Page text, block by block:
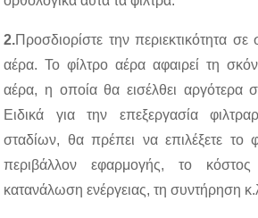
2.Προσδιορίστε την περιεκτικότητα
αέρα. Το φίλτρο αέρα αφαιρεί τη
αέρα, η οποία θα εισέλθει αργότερα
Ειδικά για την επεξεργασία
σταδίων, θα πρέπει να επιλέξετε το
περιβάλλον εφαρμογής, το κόστος
κατανάλωση ενέργειας, τη συντήρηση